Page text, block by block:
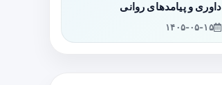
داوری و پیامدهای روانی
۱۴۰۵-۰۵-۱۵